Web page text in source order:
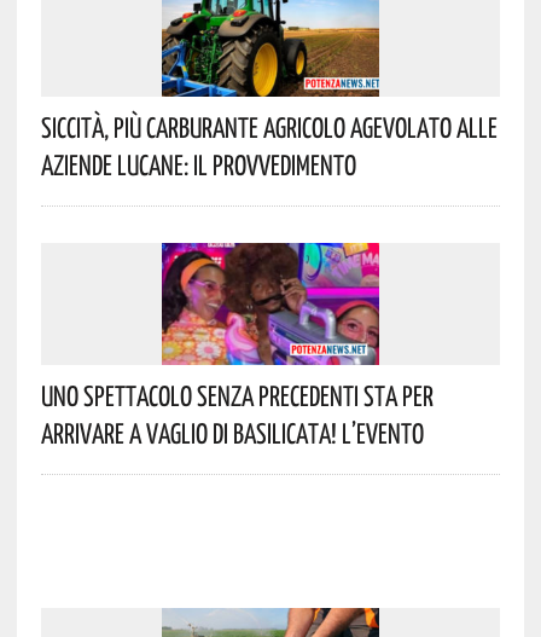
Siccità, Più Carburante Agricolo Agevolato Alle
Aziende Lucane: Il Provvedimento
Uno Spettacolo Senza Precedenti Sta Per
Arrivare A Vaglio Di Basilicata! L’evento